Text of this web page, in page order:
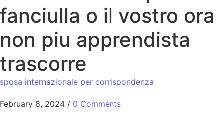
fanciulla o il vostro ora
non piu apprendista
trascorre
sposa internazionale per corrispondenza
February 8, 2024 / 0 Comments